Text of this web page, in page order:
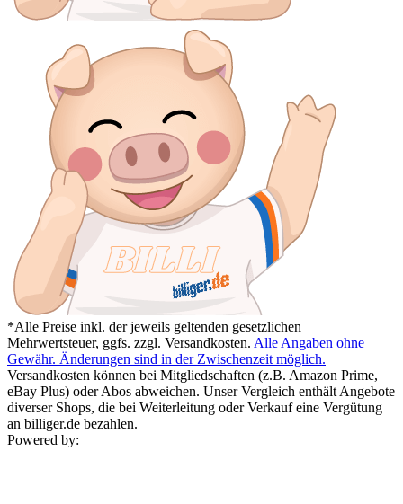
*Alle Preise inkl. der jeweils geltenden gesetzlichen
Mehrwertsteuer, ggfs. zzgl. Versandkosten. Alle Angaben ohne
Gewähr. Änderungen sind in der Zwischenzeit möglich.
Versandkosten können bei Mitgliedschaften (z.B. Amazon Prime,
eBay Plus) oder Abos abweichen. Unser Vergleich enthält Angebote
diverser Shops, die bei Weiterleitung oder Verkauf eine Vergütung
an billiger.de bezahlen.
Powered by: